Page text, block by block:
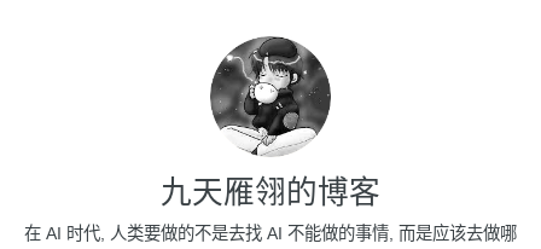
九天雁翎的博客
在 AI 时代, 人类要做的不是去找 AI 不能做的事情, 而是应该去做哪